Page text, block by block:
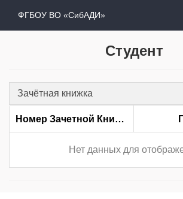
ФГБОУ ВО «СибАДИ»
Студент
Зачётная книжка
Номер Зачетной Книжки
Нет данных для